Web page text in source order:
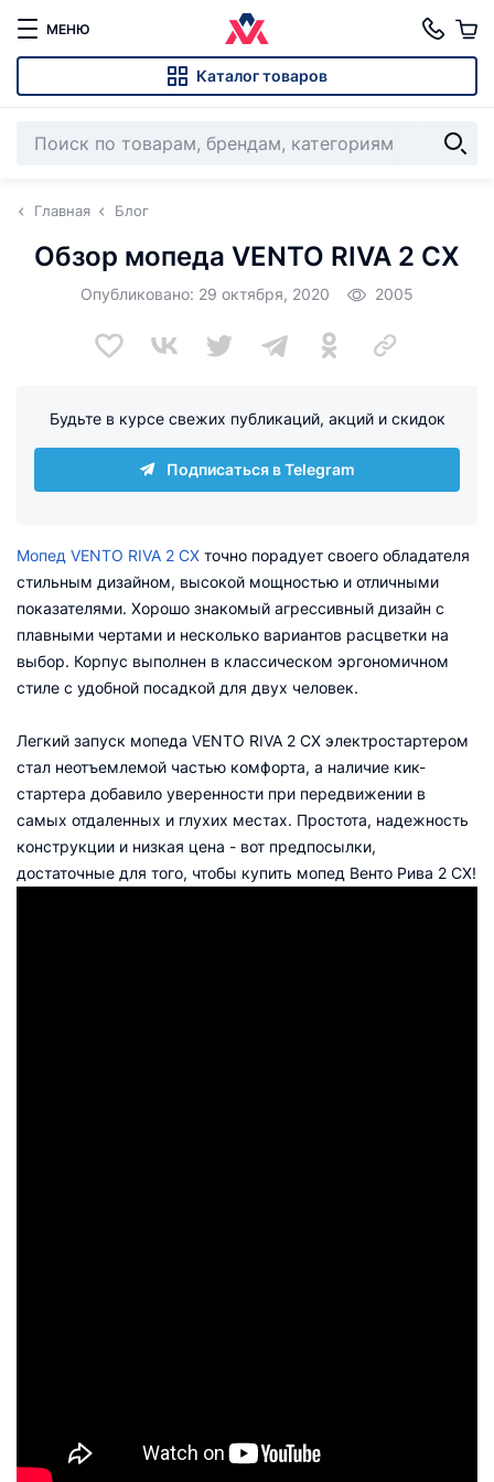
МЕНЮ
Каталог товаров
Главная Блог
Обзор мопеда VENTO RIVA 2 CX
Опубликовано: 29 октября, 2020 2005
Будьте в курсе свежих публикаций, акций и скидок
Подписаться в Telegram
Мопед VENTO RIVA 2 CX точно порадует своего обладателя
стильным дизайном, высокой мощностью и отличными
показателями. Хорошо знакомый агрессивный дизайн с
плавными чертами и несколько вариантов расцветки на
выбор. Корпус выполнен в классическом эргономичном
стиле с удобной посадкой для двух человек.
Легкий запуск мопеда VENTO RIVA 2 CX электростартером
стал неотъемлемой частью комфорта, а наличие кик-
стартера добавило уверенности при передвижении в
самых отдаленных и глухих местах. Простота, надежность
конструкции и низкая цена - вот предпосылки,
достаточные для того, чтобы купить мопед Венто Рива 2 CX!